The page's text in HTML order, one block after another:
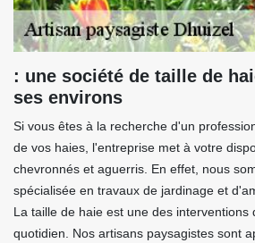
: une société de taille de
ses environs
Si vous êtes à la recherche d'un
de vos haies, l'entreprise met à votre
chevronnés et aguerris. En effet, nous
spécialisée en travaux de jardinage et
La taille de haie est une des interventions
quotidien. Nos artisans paysagistes sont